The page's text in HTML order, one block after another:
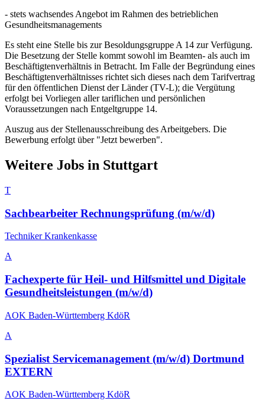
- stets wachsendes Angebot im Rahmen des betrieblichen
Gesundheitsmanagements
Es steht eine Stelle bis zur Besoldungsgruppe A 14 zur Verfügung.
Die Besetzung der Stelle kommt sowohl im Beamten- als auch im
Beschäftigtenverhältnis in Betracht. Im Falle der Begründung eines
Beschäftigtenverhältnisses richtet sich dieses nach dem Tarifvertrag
für den öffentlichen Dienst der Länder (TV-L); die Vergütung
erfolgt bei Vorliegen aller tariflichen und persönlichen
Voraussetzungen nach Entgeltgruppe 14.
Auszug aus der Stellenausschreibung des Arbeitgebers. Die
Bewerbung erfolgt über "Jetzt bewerben".
Weitere Jobs in Stuttgart
T
Sachbearbeiter Rechnungsprüfung (m/w/d)
Techniker Krankenkasse
A
Fachexperte für Heil- und Hilfsmittel und Digitale
Gesundheitsleistungen (m/w/d)
AOK Baden-Württemberg KdöR
A
Spezialist Servicemanagement (m/w/d) Dortmund
EXTERN
AOK Baden-Württemberg KdöR